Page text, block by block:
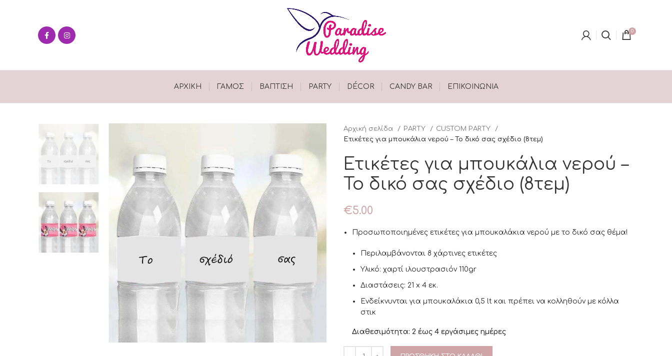
0
ΑΡΧΙΚΉ ΓΑΜΟΣ ΒΑΠΤΙΣΗ PARTY DÉCOR CANDY BAR ΕΠΙΚΟΙΝΩΝΊΑ
Αρχική σελίδα PARTY
CUSTOM PARTY
Ετικέτες για μπουκάλια νερού – Το δικό σας σχέδιο (8τεμ)
Ετικέτες για μπουκάλια νερού –
Το δικό σας σχέδιο (8τεμ)
€5.00
Προσωποποιημένες ετικέτες για μπουκαλάκια νερού με το δικό σας θέμα!
Περιλαμβάνονται 8 χάρτινες ετικέτες
Υλικό: χαρτί ιλουστρασιόν 110gr
Διαστάσεις: 21 x 4 εκ.
Ενδείκνυνται για μπουκαλάκια 0,5 lt και πρέπει να κολληθούν με κόλλα
στικ
Διαθεσιμότητα: 2 έως 4 εργάσιμες ημέρες